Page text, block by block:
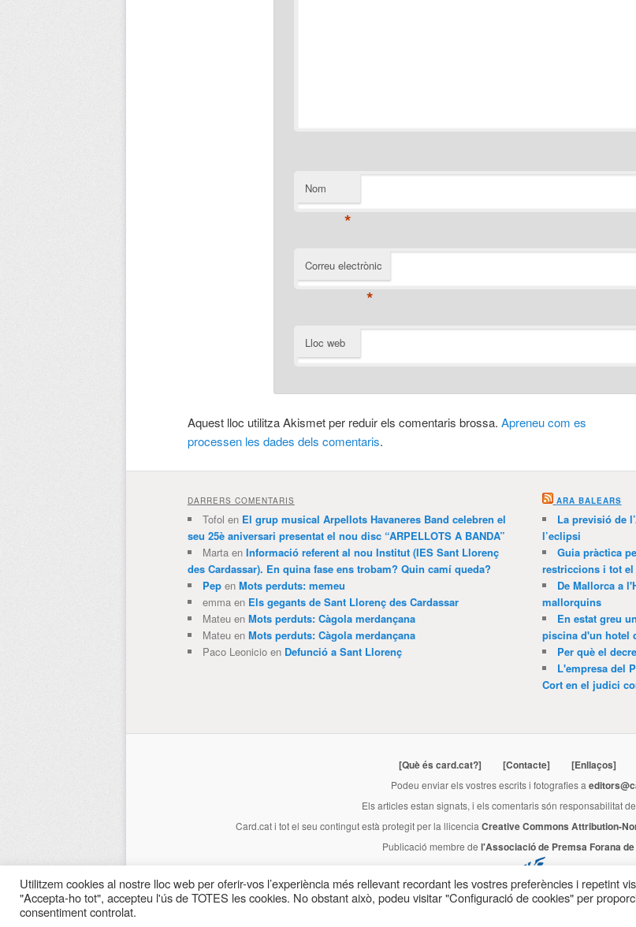
Nom
*
Correu electrònic
*
Lloc web
Aquest lloc utilitza Akismet per reduir els comentaris brossa. Apreneu com es
processen les dades dels comentaris.
DARRERS COMENTARIS
Tofol en El grup musical Arpellots Havaneres Band celebren el
seu 25è aniversari presentat el nou disc “ARPELLOTS A BANDA”
Martaen Informació referent al nou Institut (IES Sant Llorenç
des Cardassar). En quina fase ens trobam? Quin camí queda?
Pepen Mots perduts: memeu
emmaen Els gegants de Sant Llorenç des Cardassar
Mateuen Mots perduts: Càgola merdançana
Mateuen Mots perduts: Càgola merdançana
Paco Leonicioen Defunció a Sant Llorenç
ARA BALEARS
La previsió de
l’eclipsi
Guia pràctica
restriccions i tot el
De Mallorca a
mallorquins
En estat greu
piscina d'un hotel
Per què el
L'empresa del
Cort en el judici
[Què és card.cat?] [Contacte] [Enllaços]
Podeu enviar els vostres escrits i fotografies a
Els articles estan signats, i els comentaris són responsabilitat
Card.cati tot el seu contingut està protegit per la llicencia Creative Commons Attribution-
Publicació membre de l'Associació de Premsa Forana
Utilitzem cookies al nostre lloc web per oferir-vos l’experiència més rellevant recordant les vostres preferències i repetint
"Accepta-ho tot", accepteu l'ús de TOTES les cookies. No obstant això, podeu visitar "Configuració de cookies" per
consentiment controlat.